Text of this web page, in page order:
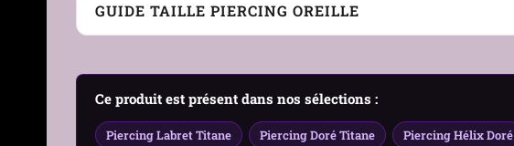
Zones compatibles Hélix • Tragus • Flat • Conch • Rook • Lobe
Matière Titane ASTM-F136
GUIDE TAILLE PIERCING OREILLE
Ce produit est présent dans nos sélections :
Piercing Labret Titane Piercing Doré Titane Piercing Hélix Doré